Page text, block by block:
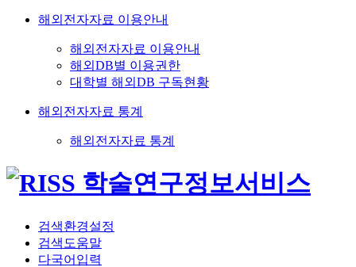
해외전자자료 이용안내
해외전자자료 이용안내
해외DB별 이용권한
대학별 해외DB 구독현황
해외전자자료 통계
해외전자자료 통계
검색환경설정
검색도움말
다국어입력